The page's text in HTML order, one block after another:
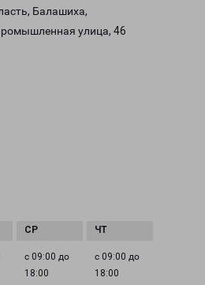
Балашиха,
улица, 46
с 09:00 до
18:00
с 09:00 до
18:00